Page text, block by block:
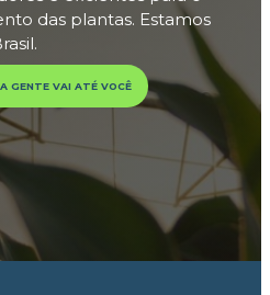
das plantas. Estamos
GENTE VAI ATÉ VOCÊ